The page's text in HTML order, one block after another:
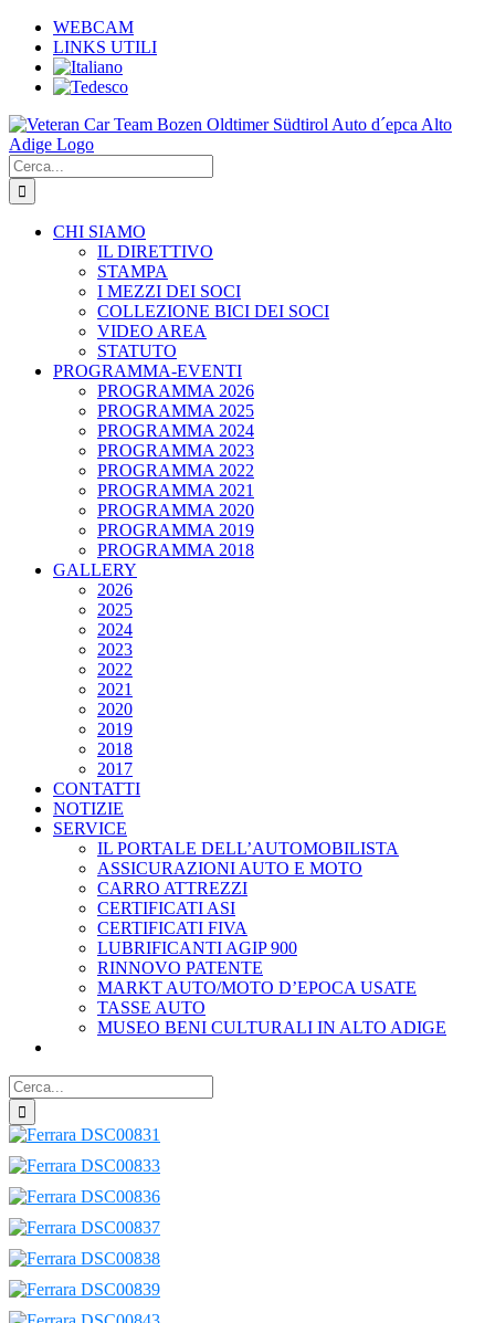
Salta
contenuto
WEBCAM
LINKS UTILI
Cerca
per:
CHI SIAMO
IL DIRETTIVO
STAMPA
I MEZZI DEI SOCI
COLLEZIONE BICI DEI SOCI
VIDEO AREA
STATUTO
PROGRAMMA-EVENTI
PROGRAMMA 2026
PROGRAMMA 2025
PROGRAMMA 2024
PROGRAMMA 2023
PROGRAMMA 2022
PROGRAMMA 2021
PROGRAMMA 2020
PROGRAMMA 2019
PROGRAMMA 2018
GALLERY
2026
2025
2024
2023
2022
2021
2020
2019
2018
2017
CONTATTI
NOTIZIE
SERVICE
IL PORTALE DELL’AUTOMOBILISTA
ASSICURAZIONI AUTO E MOTO
CARRO ATTREZZI
CERTIFICATI ASI
CERTIFICATI FIVA
LUBRIFICANTI AGIP 900
RINNOVO PATENTE
MARKT AUTO/MOTO D’EPOCA USATE
TASSE AUTO
MUSEO BENI CULTURALI IN ALTO ADIGE
Cerca
per: